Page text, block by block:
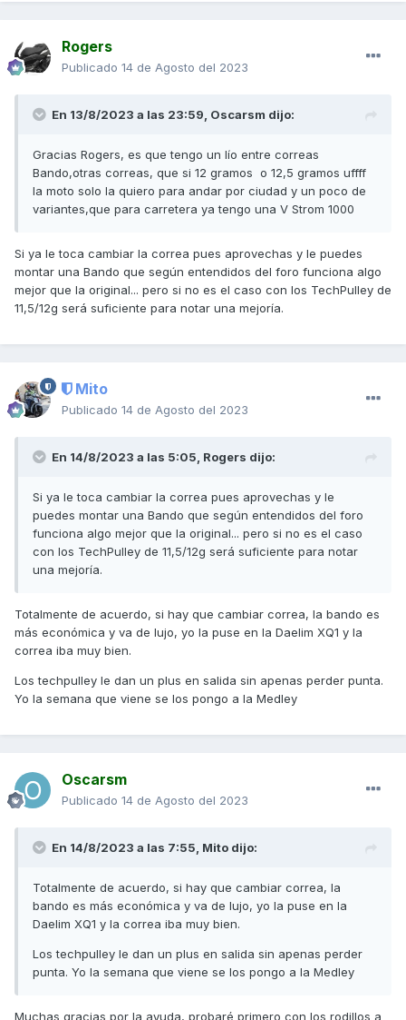
Rogers
Publicado 14 de Agosto del 2023
En 13/8/2023 a las 23:59, Oscarsm dijo:
Gracias Rogers, es que tengo un lío entre correas
Bando,otras correas, que si 12 gramos o 12,5 gramos uffff
la moto solo la quiero para andar por ciudad y un poco de
variantes,que para carretera ya tengo una V Strom 1000
Si ya le toca cambiar la correa pues aprovechas y le puedes
montar una Bando que según entendidos del foro funciona algo
mejor que la original... pero si no es el caso con los TechPulley de
11,5/12g será suficiente para notar una mejoría.
Mito
Publicado 14 de Agosto del 2023
En 14/8/2023 a las 5:05, Rogers dijo:
Si ya le toca cambiar la correa pues aprovechas y le
puedes montar una Bando que según entendidos del foro
funciona algo mejor que la original... pero si no es el caso
con los TechPulley de 11,5/12g será suficiente para notar
una mejoría.
Totalmente de acuerdo, si hay que cambiar correa, la bando es
más económica y va de lujo, yo la puse en la Daelim XQ1 y la
correa iba muy bien.
Los techpulley le dan un plus en salida sin apenas perder punta.
Yo la semana que viene se los pongo a la Medley
Oscarsm
Publicado 14 de Agosto del 2023
En 14/8/2023 a las 7:55, Mito dijo:
Totalmente de acuerdo, si hay que cambiar correa, la
bando es más económica y va de lujo, yo la puse en la
Daelim XQ1 y la correa iba muy bien.
Los techpulley le dan un plus en salida sin apenas perder
punta. Yo la semana que viene se los pongo a la Medley
Muchas gracias por la ayuda, probaré primero con los rodillos a